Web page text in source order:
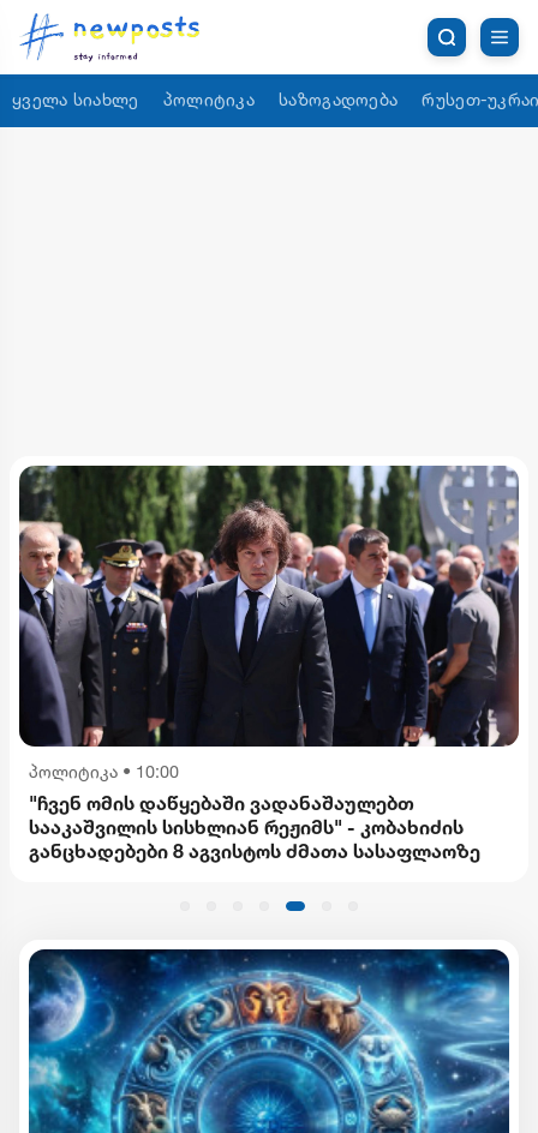
ყველა სიახლე პოლიტიკა საზოგადოება რუსეთ-
პოლიტიკა • 10:00
"ჩვენ ომის დაწყებაში ვადანაშაულებთ
სააკაშვილის სისხლიან რეჟიმს" - კობახიძის
განცხადებები 8 აგვისტოს ძმათა სასაფლაოზე